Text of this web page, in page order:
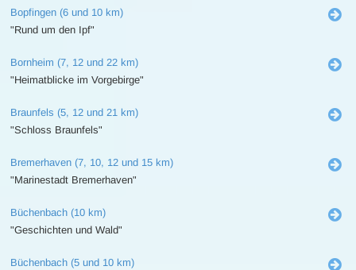
Bopfingen (6 und 10 km)
"Rund um den Ipf"
Bornheim (7, 12 und 22 km)
"Heimatblicke im Vorgebirge"
Braunfels (5, 12 und 21 km)
"Schloss Braunfels"
Bremerhaven (7, 10, 12 und 15 km)
"Marinestadt Bremerhaven"
Büchenbach (10 km)
"Geschichten und Wald"
Büchenbach (5 und 10 km)